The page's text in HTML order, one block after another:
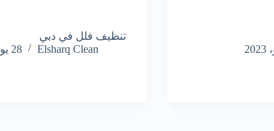
تنظيف فلل في دبي
Elsharq Clean
28 يونيو، 2023